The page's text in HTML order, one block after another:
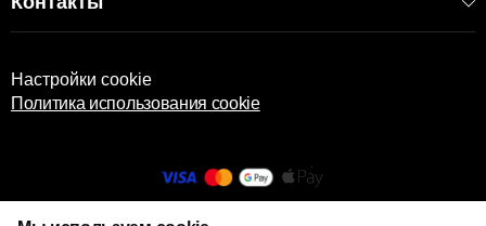
Настройки cookie
Политика использования cookie